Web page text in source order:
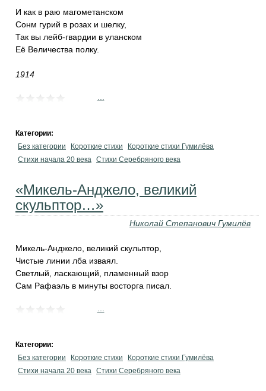
И как в раю магометанском
Сонм гурий в розах и шелку,
Так вы лейб-гвардии в уланском
Её Величества полку.
1914
Категории:
Без категории
Короткие стихи
Короткие стихи Гумилёва
Cтихи начала 20 века Cтихи Серебряного века
«Микель-Анджело, великий
скульптор…»
Николай Степанович Гумилёв
Микель-Анджело, великий скульптор,
Чистые линии лба изваял.
Светлый, ласкающий, пламенный взор
Сам Рафаэль в минуты восторга писал.
Категории:
Без категории
Короткие стихи
Короткие стихи Гумилёва
Cтихи начала 20 века Cтихи Серебряного века